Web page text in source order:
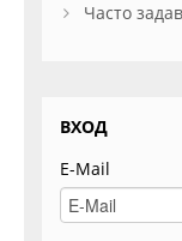
Часто
ВХОД
E-Mail